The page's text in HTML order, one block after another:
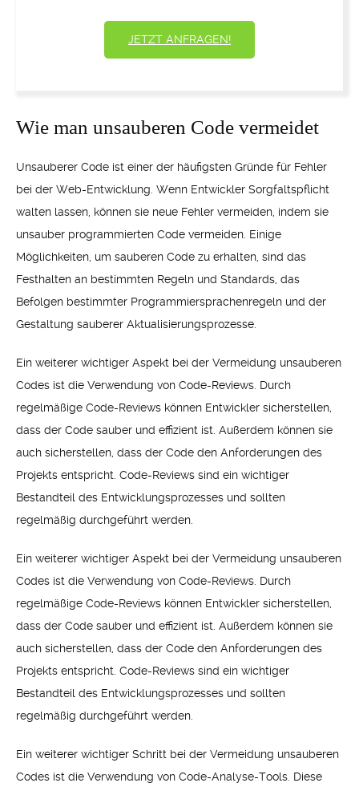
JETZT ANFRAGEN!
Wie man unsauberen Code vermeidet
Unsauberer Code ist einer der häufigsten Gründe für Fehler
bei der Web-Entwicklung. Wenn Entwickler Sorgfaltspflicht
walten lassen, können sie neue Fehler vermeiden, indem sie
unsauber programmierten Code vermeiden. Einige
Möglichkeiten, um sauberen Code zu erhalten, sind das
Festhalten an bestimmten Regeln und Standards, das
Befolgen bestimmter Programmiersprachenregeln und der
Gestaltung sauberer Aktualisierungsprozesse.
Ein weiterer wichtiger Aspekt bei der Vermeidung unsauberen
Codes ist die Verwendung von Code-Reviews. Durch
regelmäßige Code-Reviews können Entwickler sicherstellen,
dass der Code sauber und effizient ist. Außerdem können sie
auch sicherstellen, dass der Code den Anforderungen des
Projekts entspricht. Code-Reviews sind ein wichtiger
Bestandteil des Entwicklungsprozesses und sollten
regelmäßig durchgeführt werden.
Ein weiterer wichtiger Aspekt bei der Vermeidung unsauberen
Codes ist die Verwendung von Code-Reviews. Durch
regelmäßige Code-Reviews können Entwickler sicherstellen,
dass der Code sauber und effizient ist. Außerdem können sie
auch sicherstellen, dass der Code den Anforderungen des
Projekts entspricht. Code-Reviews sind ein wichtiger
Bestandteil des Entwicklungsprozesses und sollten
regelmäßig durchgeführt werden.
Ein weiterer wichtiger Schritt bei der Vermeidung unsauberen
Codes ist die Verwendung von Code-Analyse-Tools. Diese